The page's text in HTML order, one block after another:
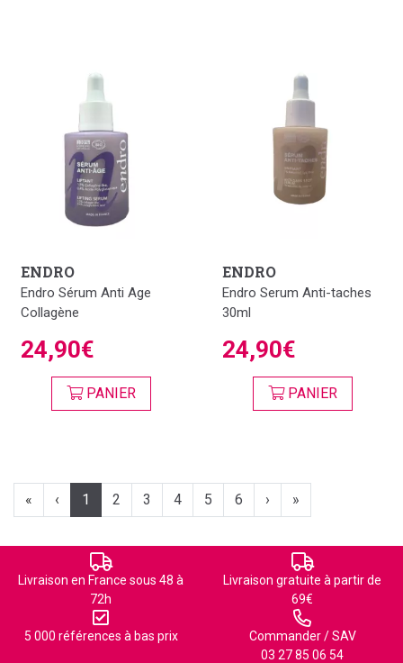
ENDRO
Endro Sérum Anti Age
Collagène
24,90€
PANIER
ENDRO
Endro Serum Anti-taches
30ml
24,90€
PANIER
« ‹ 1 2 3 4 5 6 › »
Livraison en France sous 48 à
72h
Livraison gratuite à partir de
69€
5 000 références à bas prix
Commander / SAV
03 27 85 06 54